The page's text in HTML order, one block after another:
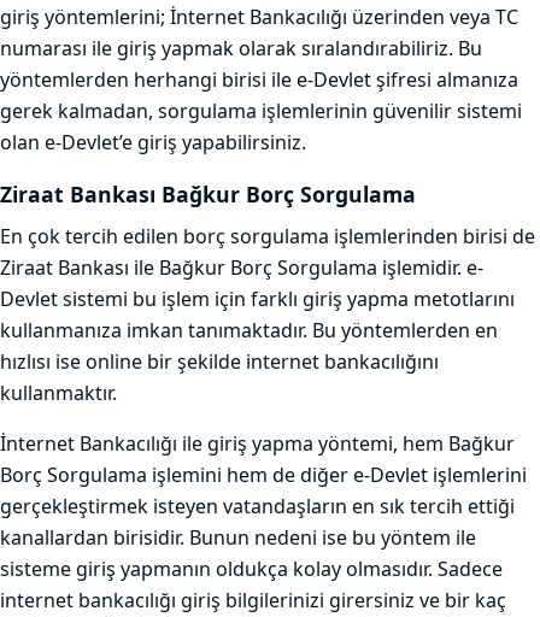
giriş yöntemlerini; İnternet Bankacılığı üzerinden veya TC
numarası ile giriş yapmak olarak sıralandırabiliriz. Bu
yöntemlerden herhangi birisi ile e-Devlet şifresi almanıza
gerek kalmadan, sorgulama işlemlerinin güvenilir sistemi
olan e-Devlet’e giriş yapabilirsiniz.
Ziraat Bankası Bağkur Borç Sorgulama
En çok tercih edilen borç sorgulama işlemlerinden birisi de
Ziraat Bankası ile Bağkur Borç Sorgulama işlemidir. e-
Devlet sistemi bu işlem için farklı giriş yapma metotlarını
kullanmanıza imkan tanımaktadır. Bu yöntemlerden en
hızlısı ise online bir şekilde internet bankacılığını
kullanmaktır.
İnternet Bankacılığı ile giriş yapma yöntemi, hem Bağkur
Borç Sorgulama işlemini hem de diğer e-Devlet işlemlerini
gerçekleştirmek isteyen vatandaşların en sık tercih ettiği
kanallardan birisidir. Bunun nedeni ise bu yöntem ile
sisteme giriş yapmanın oldukça kolay olmasıdır. Sadece
internet bankacılığı giriş bilgilerinizi girersiniz ve bir kaç